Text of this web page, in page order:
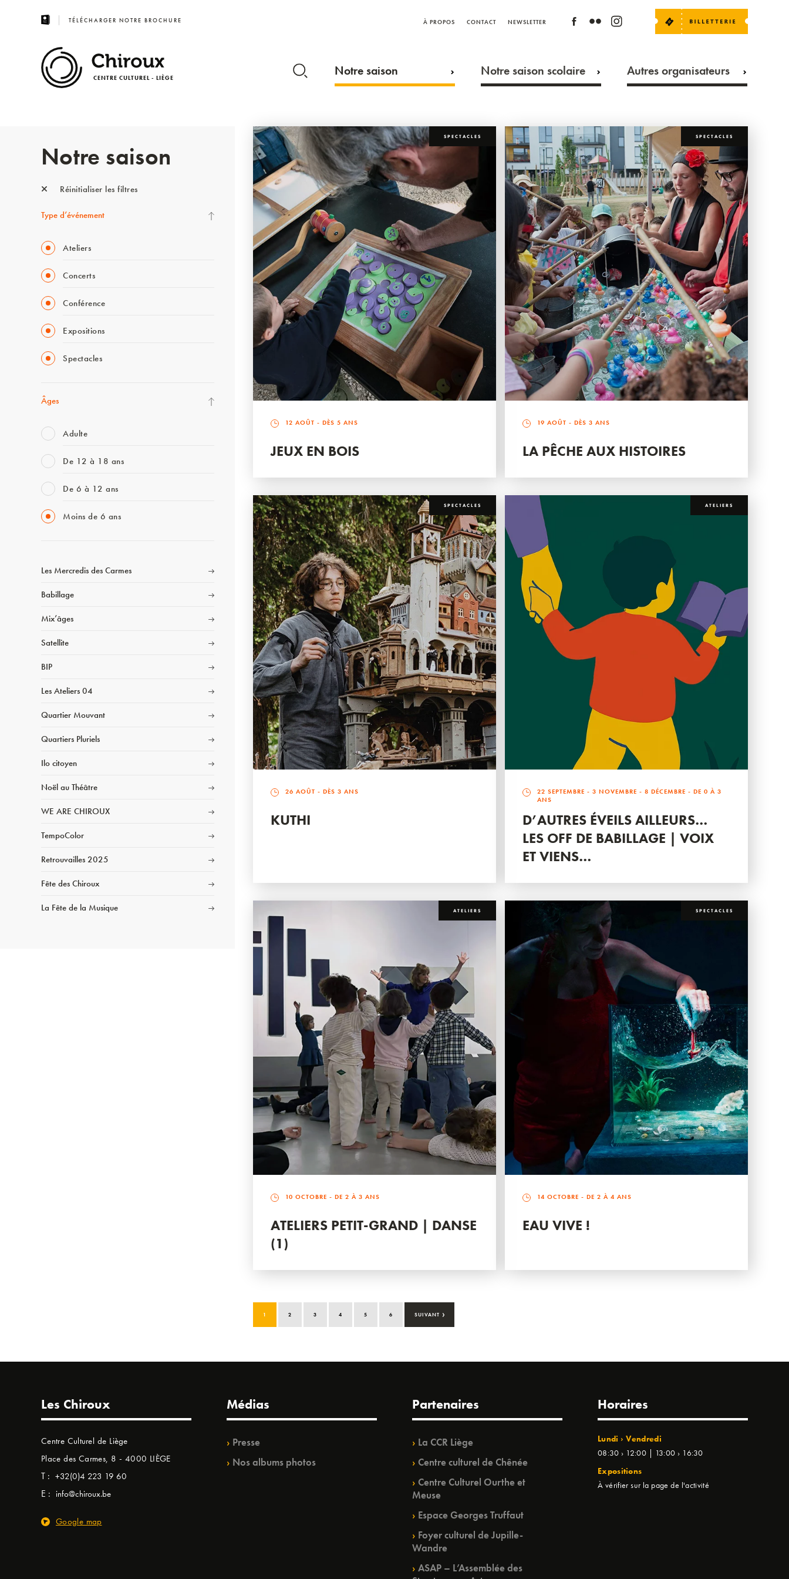
TÉLÉCHARGER NOTRE BROCHURE À PROPOS CONTACT NEWSLETTER
CENTRE CULTUREL - LIÈGE Notre saison Notre saison scolaire Autres organisateurs
Notre saison
Réinitialiser les filtres
Type d’événement
Ateliers
Concerts
Conférence
Expositions
Spectacles
Âges
Adulte
De 12 à 18 ans
De 6 à 12 ans
Moins de 6 ans
Les Mercredis des Carmes
Babillage
Mix’âges
Satellite
BIP
Les Ateliers 04
Quartier Mouvant
Quartiers Pluriels
Ilo citoyen
Noël au Théâtre
WE ARE CHIROUX
TempoColor
Retrouvailles 2025
Fête des Chiroux
La Fête de la Musique
SPECTACLES
12 AOÛT - DÈS 5 ANS
JEUX EN BOIS
SPECTACLES
19 AOÛT - DÈS 3 ANS
LA PÊCHE AUX HISTOIRES
SPECTACLES
26 AOÛT - DÈS 3 ANS
KUTHI
ATELIERS
22 SEPTEMBRE -3 NOVEMBRE -8 DÉCEMBRE - DE 0 À 3
ANS
D’AUTRES ÉVEILS AILLEURS…
LES OFF DE BABILLAGE | VOIX
ET VIENS…
ATELIERS
10 OCTOBRE - DE 2 À 3 ANS
ATELIERS PETIT-GRAND | DANSE
(1)
SPECTACLES
14 OCTOBRE - DE 2 À 4 ANS
EAU VIVE !
1 2 3 4 5 6 SUIVANT ›
Les Chiroux
Centre Culturel de Liège
Place des Carmes, 8 - 4000 LIÈGE
T : +32(0)4 223 19 60
E : info@chiroux.be
Google map
Médias
Presse
Nos albums photos
Partenaires
La CCR Liège
Centre culturel de Chênée
Centre Culturel Ourthe et
Meuse
Espace Georges Truffaut
Foyer culturel de Jupille-
Wandre
ASAP – L’Assemblée des
Horaires
Lundi › Vendredi
08:30 › 12:00 | 13:00 › 16:30
Expositions
À vérifier sur la page de l'activité